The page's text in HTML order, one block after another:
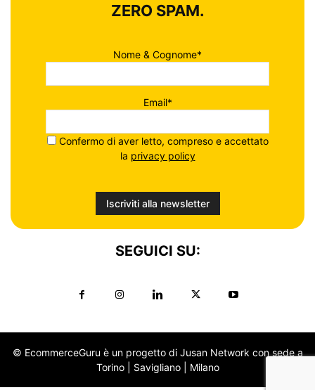
ZERO SPAM.
Nome & Cognome*
Email*
Confermo di aver letto, compreso e accettato
la privacy policy
SEGUICI SU:
© EcommerceGuru è un progetto di Jusan Network con sede a
Torino | Savigliano | Milano